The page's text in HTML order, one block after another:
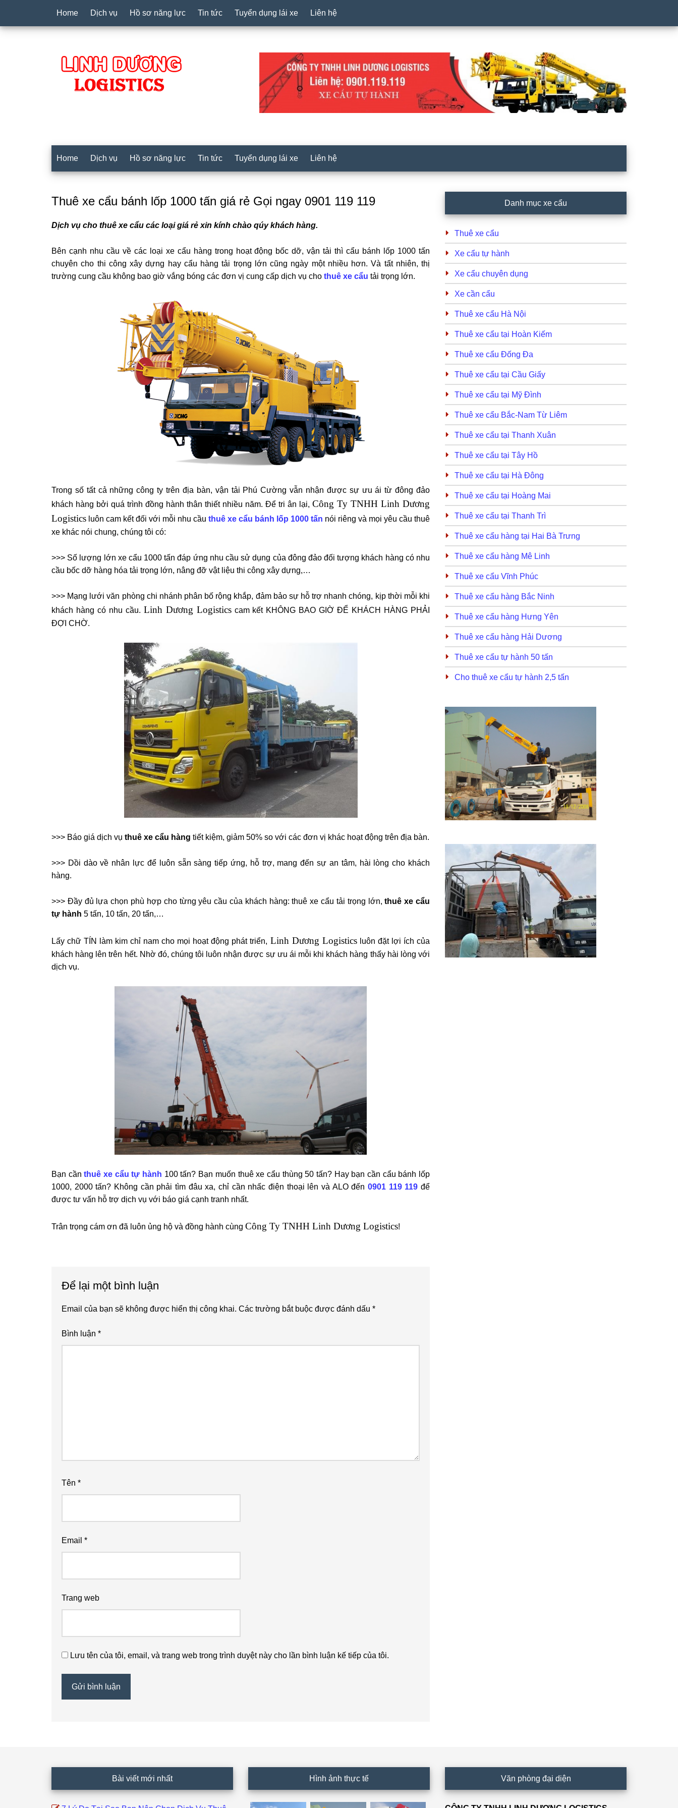
Home Dịch vụ Hồ sơ năng lực Tin tức Tuyển dụng lái xe Liên hệ
Home Dịch vụ Hồ sơ năng lực Tin tức Tuyển dụng lái xe Liên hệ
Thuê xe cẩu bánh lốp 1000 tấn giá rẻ Gọi ngay 0901 119 119
Dịch vụ cho thuê xe cẩu các loại giá rẻ xin kính chào qúy khách hàng.
Bên cạnh nhu cầu về các loại xe cẩu hàng trong hoạt động bốc dỡ, vận tải thì cẩu bánh lốp 1000 tấn
chuyên cho thi công xây dựng hay cẩu hàng tải trọng lớn cũng ngày một nhiều hơn. Và tất nhiên, thị
trường cung cầu không bao giờ vắng bóng các đơn vị cung cấp dịch vụ cho thuê xe cẩu tải trọng lớn.
Trong số tất cả những công ty trên địa bàn, vận tải Phú Cường vẫn nhận được sự ưu ái từ đông đảo
khách hàng bởi quá trình đồng hành thân thiết nhiều năm. Để tri ân lại, Công Ty TNHH Linh Dương
Logistics luôn cam kết đối với mỗi nhu cầu thuê xe cẩu bánh lốp 1000 tấn nói riêng và mọi yêu cầu thuê
xe khác nói chung, chúng tôi có:
>>> Số lượng lớn xe cẩu 1000 tấn đáp ứng nhu cầu sử dụng của đông đảo đối tượng khách hàng có nhu
cầu bốc dỡ hàng hóa tải trọng lớn, nâng đỡ vật liệu thi công xây dựng,…
>>> Mạng lưới văn phòng chi nhánh phân bố rộng khắp, đảm bảo sự hỗ trợ nhanh chóng, kịp thời mỗi khi
khách hàng có nhu cầu. Linh Dương Logisticscam kết KHÔNG BAO GIỜ ĐỂ KHÁCH HÀNG PHẢI
ĐỢI CHỜ.
>>> Báo giá dịch vụ thuê xe cẩu hàng tiết kiệm, giảm 50% so với các đơn vị khác hoạt động trên địa bàn.
>>> Dồi dào về nhân lực để luôn sẵn sàng tiếp ứng, hỗ trợ, mang đến sự an tâm, hài lòng cho khách
hàng.
>>> Đầy đủ lựa chọn phù hợp cho từng yêu cầu của khách hàng: thuê xe cẩu tải trọng lớn,thuê xe cẩu
tự hành 5 tấn, 10 tấn, 20 tấn,…
Lấy chữ TÍN làm kim chỉ nam cho mọi hoạt động phát triển, Linh Dương Logistics luôn đặt lợi ích của
khách hàng lên trên hết. Nhờ đó, chúng tôi luôn nhận được sự ưu ái mỗi khi khách hàng thấy hài lòng với
dịch vụ.
Bạn cầnthuê xe cẩu tự hành 100 tấn? Bạn muốn thuê xe cẩu thùng 50 tấn? Hay bạn cần cẩu bánh lốp
1000, 2000 tấn? Không cần phải tìm đâu xa, chỉ cần nhấc điện thoại lên và ALO đến 0901 119 119 để
được tư vấn hỗ trợ dịch vụ với báo giá cạnh tranh nhất.
Trân trọng cám ơn đã luôn ủng hộ và đồng hành cùng Công Ty TNHH Linh Dương Logistics!
Interactions
Để lại một bình luận
Email của bạn sẽ không được hiển thị công khai. Các trường bắt buộc được đánh dấu *
Bình luận *
Tên *
Email *
Trang web
Lưu tên của tôi, email, và trang web trong trình duyệt này cho lần bình luận kế tiếp của tôi.
Sidebar
Danh mục xe cẩu
Thuê xe cẩu
Xe cẩu tự hành
Xe cẩu chuyên dụng
Xe cần cẩu
Thuê xe cẩu Hà Nội
Thuê xe cẩu tại Hoàn Kiếm
Thuê xe cẩu Đống Đa
Thuê xe cẩu tại Cầu Giấy
Thuê xe cẩu tại Mỹ Đình
Thuê xe cẩu Bắc-Nam Từ Liêm
Thuê xe cẩu tại Thanh Xuân
Thuê xe cẩu tại Tây Hồ
Thuê xe cẩu tại Hà Đông
Thuê xe cẩu tại Hoàng Mai
Thuê xe cẩu tại Thanh Trì
Thuê xe cẩu hàng tại Hai Bà Trưng
Thuê xe cẩu hàng Mê Linh
Thuê xe cẩu Vĩnh Phúc
Thuê xe cẩu hàng Bắc Ninh
Thuê xe cẩu hàng Hưng Yên
Thuê xe cẩu hàng Hải Dương
Thuê xe cẩu tự hành 50 tấn
Cho thuê xe cẩu tự hành 2,5 tấn
Bài viết mới nhất Hình ảnh thực tế Văn phòng đại diện